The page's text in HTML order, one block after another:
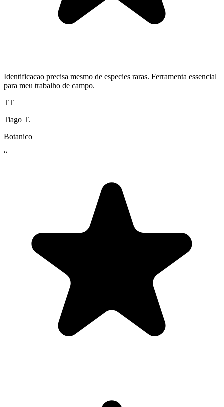
Identificacao precisa mesmo de especies raras. Ferramenta essencial
para meu trabalho de campo.
TT
Tiago T.
Botanico
“